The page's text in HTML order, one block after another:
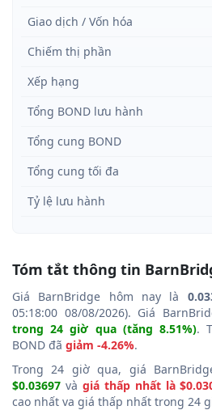
Giao dịch / Vốn hóa
Chiếm thị phần
Xếp hạng
Tổng BOND lưu hành
Tổng cung BOND
Tổng cung tối đa
Tỷ lệ lưu hành
Tóm tắt thông tin
Giá BarnBridge hôm nay là
05:18:00 08/08/2026). Giá
trong 24 giờ qua (tăng 8.51%).
BOND đã giảm -4.26%.
Trong 24 giờ qua, giá
$0.03697 và giá thấp nhất là
cao nhất va giá thấp nhất trong 24